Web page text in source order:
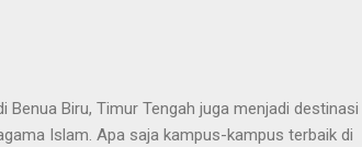
kepada Nabi Muhammad SAW serta untuk selalu
Biru, Timur Tengah juga menjadi destinasi
Islam. Apa saja kampus-kampus terbaik di